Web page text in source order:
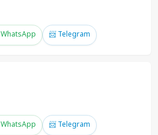
📨 Telegram
📨 Telegram